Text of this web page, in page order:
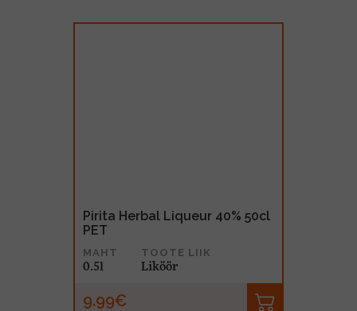
Pirita Herbal Liqueur 40% 50cl
PET
MAHT
0.5l
TOOTE LIIK
Liköör
9.99€